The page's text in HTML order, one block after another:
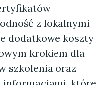
z lokalnymi
dodatkowe koszty
krokiem dla
szkolenia oraz